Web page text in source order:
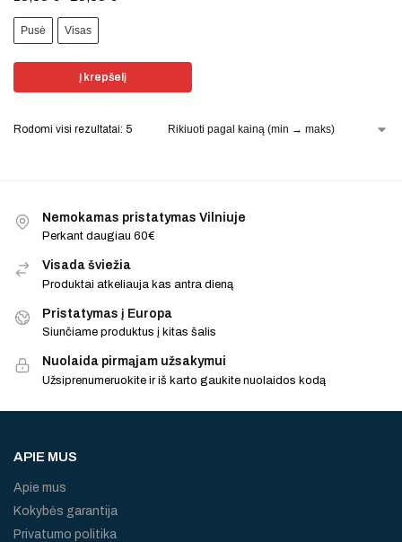
Pusė Visas
Į krepšelį
Rodomi visi rezultatai: 5
Nemokamas pristatymas Vilniuje
Perkant daugiau 60€
Visada šviežia
Produktai atkeliauja kas antra dieną
Pristatymas į Europa
Siunčiame produktus į kitas šalis
Nuolaida pirmąjam užsakymui
Užsiprenumeruokite ir iš karto gaukite nuolaidos kodą
APIE MUS
Apie mus
Kokybės garantija
Privatumo politika